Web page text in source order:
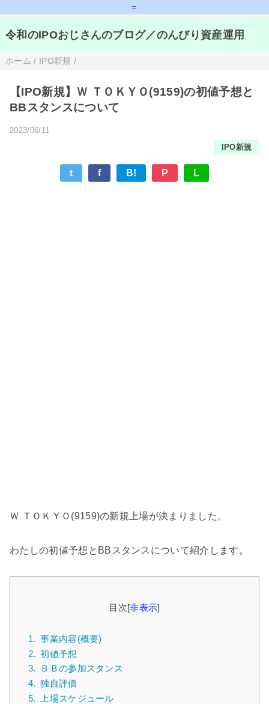
=
令和のIPOおじさんのブログ／のんびり資産運用
ホーム / IPO新規 /
【IPO新規】Ｗ ＴＯＫＹＯ(9159)の初値予想と
BBスタンスについて
2023/06/11
IPO新規
t f B! P L
Ｗ ＴＯＫＹＯ(9159)の新規上場が決まりました。
わたしの初値予想とBBスタンスについて紹介します。
目次[非表示]
1. 事業内容(概要)
2. 初値予想
3.
ＢＢの参加スタンス
4. 独自評価
5.
上場スケジュール